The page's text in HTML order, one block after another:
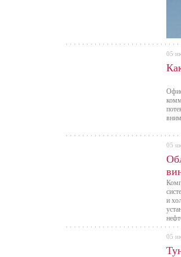
05
и
05
05